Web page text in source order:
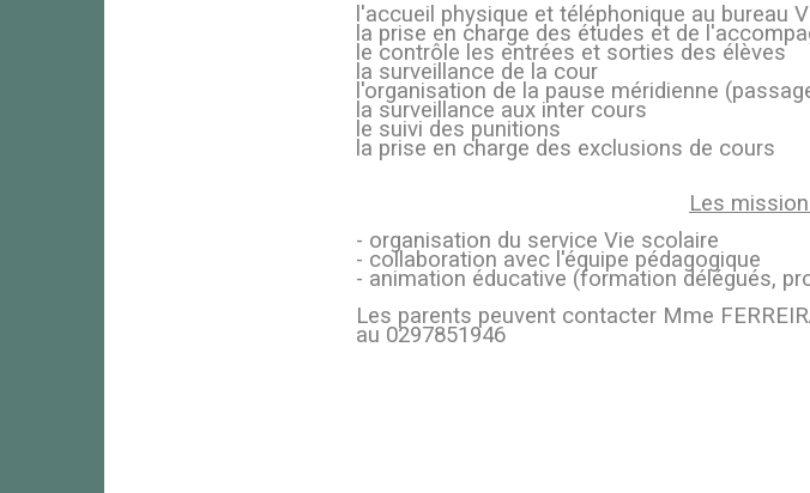
l'accueil physique et téléphonique au bureau
la prise en charge des études et de
le contrôle les entrées et sorties des élèves
la surveillance de la cour
l'organisation de la pause méridienne
la surveillance aux inter cours
le suivi des punitions
la prise en charge des exclusions de cours
Les
- organisation du service Vie scolaire
- collaboration avec l'équipe pédagogique
- animation éducative (formation délégués,
Les parents peuvent contacter Mme
au 0297851946